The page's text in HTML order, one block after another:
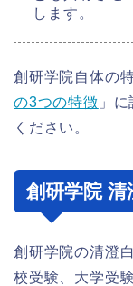
します。
創研学院自体の
の3つの特徴 」
ください。
創研学院 清
創研学院の清澄
校受験、大学受